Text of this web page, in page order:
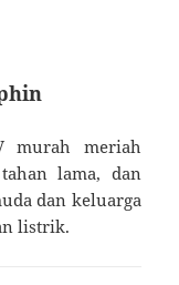
murah meriah
lama, dan
dan keluarga
listrik.